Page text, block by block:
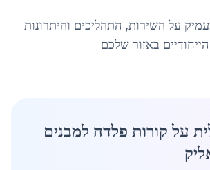
על השירות, התהליכים והיתרונות
הייחודיים באזור שלכם
על קורות פלדה למבנים